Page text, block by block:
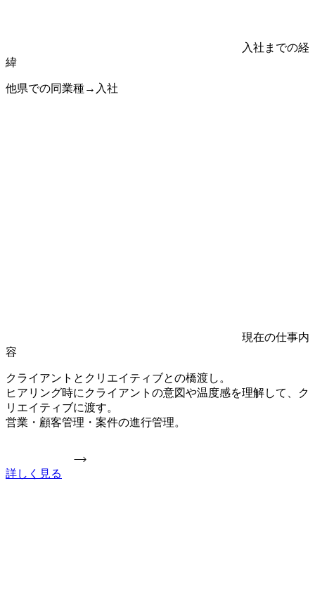
入社までの経
緯
他県での同業種→入社
現在の仕事内
容
クライアントとクリエイティブとの橋渡し。
ヒアリング時にクライアントの意図や温度感を理解して、ク
リエイティブに渡す。
営業・顧客管理・案件の進行管理。
詳しく見る